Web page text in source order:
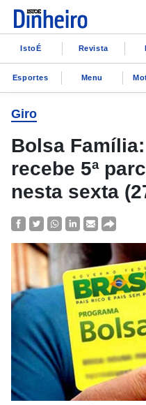
IstoÉ Revista
Esportes Menu
Giro
Bolsa
recebe 5ª
nesta sexta